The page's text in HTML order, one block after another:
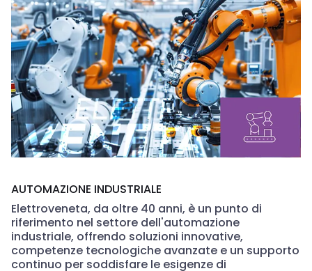
AUTOMAZIONE INDUSTRIALE
Elettroveneta, da oltre 40 anni, è un punto di
riferimento nel settore dell'automazione
industriale, offrendo soluzioni innovative,
competenze tecnologiche avanzate e un supporto
continuo per soddisfare le esigenze di